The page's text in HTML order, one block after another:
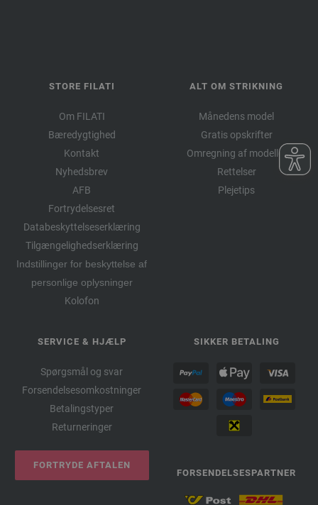
STORE FILATI
Om FILATI
Bæredygtighed
Kontakt
Nyhedsbrev
AFB
Fortrydelsesret
Databeskyttelseserklæring
Tilgængelighedserklæring
Indstillinger for beskyttelse af
personlige oplysninger
Kolofon
ALT OM STRIKNING
Månedens model
Gratis opskrifter
Omregning af modeller
Rettelser
Plejetips
SERVICE & HJÆLP
Spørgsmål og svar
Forsendelsesomkostninger
Betalingstyper
Returneringer
FORTRYDE AFTALEN
SIKKER BETALING
FORSENDELSESPARTNER